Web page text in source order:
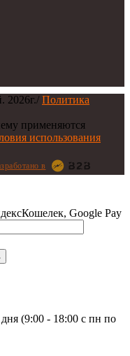
2026г./ Политика
применяются
использования
в
Google Pay
(9:00 - 18:00 с пн по